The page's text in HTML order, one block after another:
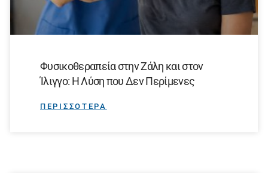
Φυσικοθεραπεία στην Ζάλη και στον
Ίλιγγο: Η Λύση που Δεν Περίμενες
ΠΕΡΙΣΣΟΤΕΡΑ